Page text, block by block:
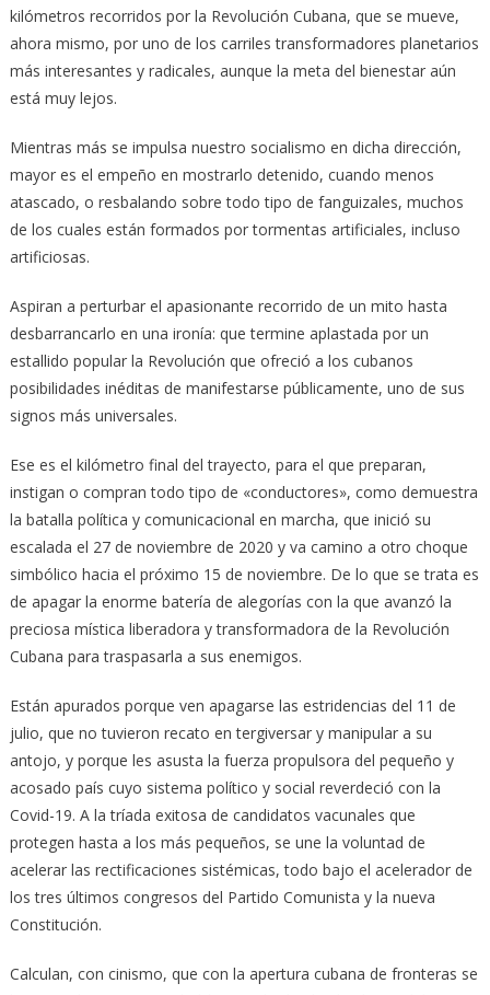
kilómetros recorridos por la Revolución Cubana, que se mueve,
ahora mismo, por uno de los carriles transformadores planetarios
más interesantes y radicales, aunque la meta del bienestar aún
está muy lejos.
Mientras más se impulsa nuestro socialismo en dicha dirección,
mayor es el empeño en mostrarlo detenido, cuando menos
atascado, o resbalando sobre todo tipo de fanguizales, muchos
de los cuales están formados por tormentas artificiales, incluso
artificiosas.
Aspiran a perturbar el apasionante recorrido de un mito hasta
desbarrancarlo en una ironía: que termine aplastada por un
estallido popular la Revolución que ofreció a los cubanos
posibilidades inéditas de manifestarse públicamente, uno de sus
signos más universales.
Ese es el kilómetro final del trayecto, para el que preparan,
instigan o compran todo tipo de «conductores», como demuestra
la batalla política y comunicacional en marcha, que inició su
escalada el 27 de noviembre de 2020 y va camino a otro choque
simbólico hacia el próximo 15 de noviembre. De lo que se trata es
de apagar la enorme batería de alegorías con la que avanzó la
preciosa mística liberadora y transformadora de la Revolución
Cubana para traspasarla a sus enemigos.
Están apurados porque ven apagarse las estridencias del 11 de
julio, que no tuvieron recato en tergiversar y manipular a su
antojo, y porque les asusta la fuerza propulsora del pequeño y
acosado país cuyo sistema político y social reverdeció con la
Covid-19. A la tríada exitosa de candidatos vacunales que
protegen hasta a los más pequeños, se une la voluntad de
acelerar las rectificaciones sistémicas, todo bajo el acelerador de
los tres últimos congresos del Partido Comunista y la nueva
Constitución.
Calculan, con cinismo, que con la apertura cubana de fronteras se